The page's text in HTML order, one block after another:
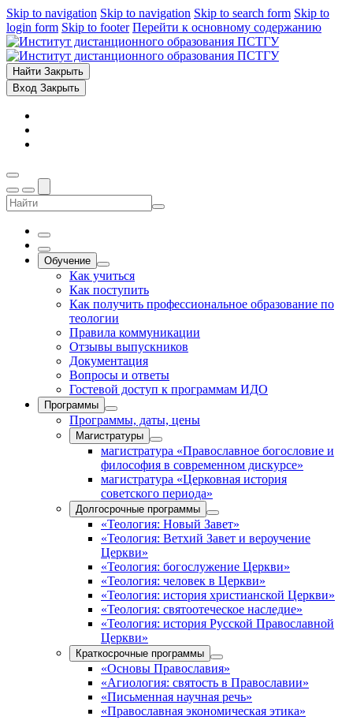
Skip to navigation Skip to navigation Skip to search form Skip to
login form Skip to footer Перейти к основному содержанию
Найти Закрыть
Вход Закрыть
Обучение
Как учиться
Как поступить
Как получить профессиональное образование по
теологии
Правила коммуникации
Отзывы выпускников
Документация
Вопросы и ответы
Гостевой доступ к программам ИДО
Программы
Программы, даты, цены
Магистратуры
магистратура «Православное богословие и
философия в современном дискурсе»
магистратура «Церковная история
советского периода»
Долгосрочные программы
«Теология: Новый Завет»
«Теология: Ветхий Завет и вероучение
Церкви»
«Теология: богослужение Церкви»
«Теология: человек в Церкви»
«Теология: история христианской Церкви»
«Теология: святоотеческое наследие»
«Теология: история Русской Православной
Церкви»
Краткосрочные программы
«Основы Православия»
«Агиология: святость в Православии»
«Письменная научная речь»
«Православная экономическая этика»